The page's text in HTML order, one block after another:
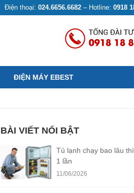
Điện thoại: 024.6656.6682 – Hotline: 0918
ĐIỆN MÁY EBEST
BÀI VIẾT NỔI BẬT
Tủ lạnh chạy bao lâu
1 lần
11/06/2026